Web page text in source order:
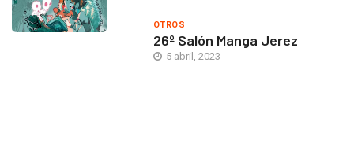
OTROS
26º Salón Manga Jerez
5 abril, 2023